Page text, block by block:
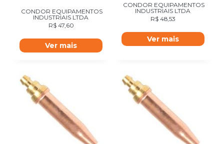
CONDOR EQUIPAMENTOS
INDUSTRIAIS LTDA
R$47,60
Ver mais
CONDOR EQUIPAMENTOS
INDUSTRIAIS LTDA
R$ 48,53
Ver mais